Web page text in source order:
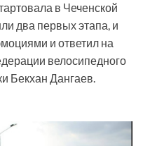
в Чеченской
два первых этапа, и
и ответил на
велосипедного
Бекхан Дангаев.